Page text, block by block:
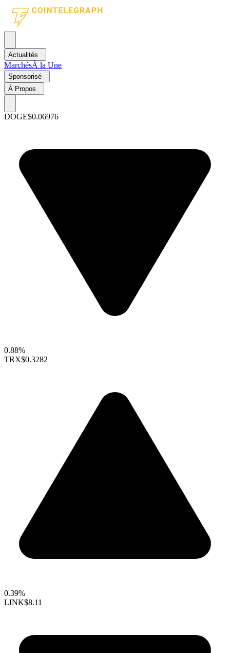
Actualités
MarchésÀ la Une
Sponsorisé
À Propos
DOGE$0.06976
0.88%
TRX$0.3282
0.39%
LINK$8.11